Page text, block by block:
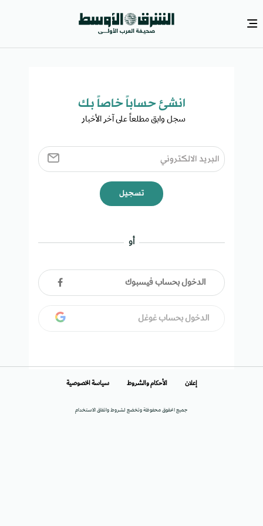
انشئ حساباً خاصاً بك​
سجل وابق مطلعاً على آخر الأخبار ​
تسجيل
أو
الدخول بحساب فيسبوك
الدخول بحساب غوغل
جميع الحقوق محفوظة وتخضع لشروط واتفاق الاستخدام
إعلان الأحكام والشروط سياسة الخصوصية